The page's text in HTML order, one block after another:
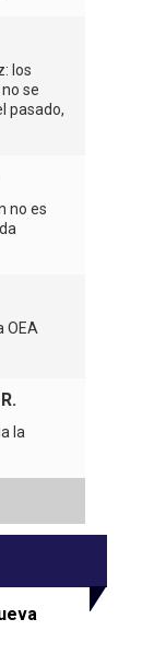
los
se
pasado,
no es
OEA
la